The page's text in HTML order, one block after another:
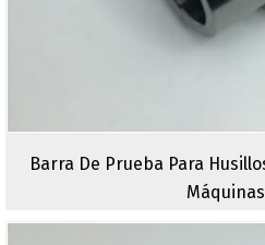
Barra De Prueba Para
Máquinas